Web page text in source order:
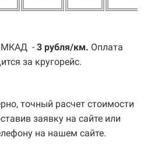
МКАД - 3 рубля/км. Оплата
за кругорейс.
точный расчет стоимости
заявку на сайте или
на нашем сайте.